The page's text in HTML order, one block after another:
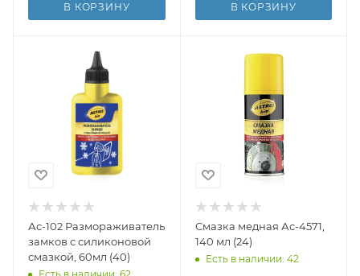
В КОРЗИНУ В КОРЗИНУ
Ас-102 Размораживатель
замков с силиконовой
смазкой, 60мл (40)
Смазка медная Ас-4571,
140 мл (24)
Есть в наличии: 42